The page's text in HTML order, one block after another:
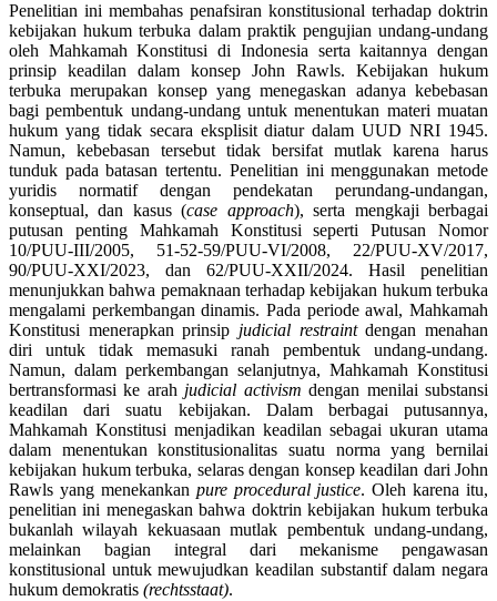
Penelitian ini membahas penafsiran konstitusional terhadap doktrin
kebijakan hukum terbuka dalam praktik pengujian undang-undang
oleh Mahkamah Konstitusi di Indonesia serta kaitannya dengan
prinsip keadilan dalam konsep John Rawls. Kebijakan hukum
terbuka merupakan konsep yang menegaskan adanya kebebasan
bagi pembentuk undang-undang untuk menentukan materi muatan
hukum yang tidak secara eksplisit diatur dalam UUD NRI 1945.
Namun, kebebasan tersebut tidak bersifat mutlak karena harus
tunduk pada batasan tertentu. Penelitian ini menggunakan metode
yuridis normatif dengan pendekatan perundang-undangan,
konseptual, dan kasus (case approach), serta mengkaji berbagai
putusan penting Mahkamah Konstitusi seperti Putusan Nomor
10/PUU-III/2005, 51-52-59/PUU-VI/2008, 22/PUU-XV/2017,
90/PUU-XXI/2023, dan 62/PUU-XXII/2024. Hasil penelitian
menunjukkan bahwa pemaknaan terhadap kebijakan hukum terbuka
mengalami perkembangan dinamis. Pada periode awal, Mahkamah
Konstitusi menerapkan prinsip judicial restraintdengan menahan
diri untuk tidak memasuki ranah pembentuk undang-undang.
Namun, dalam perkembangan selanjutnya, Mahkamah Konstitusi
bertransformasi ke arah judicial activism dengan menilai substansi
keadilan dari suatu kebijakan. Dalam berbagai putusannya,
Mahkamah Konstitusi menjadikan keadilan sebagai ukuran utama
dalam menentukan konstitusionalitas suatu norma yang bernilai
kebijakan hukum terbuka, selaras dengan konsep keadilan dari John
Rawls yang menekankan pure procedural justice. Oleh karena itu,
penelitian ini menegaskan bahwa doktrin kebijakan hukum terbuka
bukanlah wilayah kekuasaan mutlak pembentuk undang-undang,
melainkan bagian integral dari mekanisme pengawasan
konstitusional untuk mewujudkan keadilan substantif dalam negara
hukum demokratis (rechtsstaat).